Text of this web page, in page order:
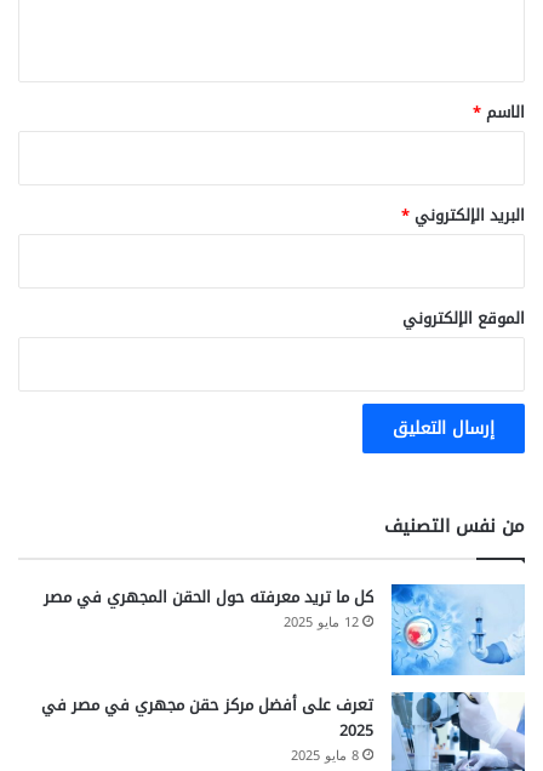
*
الاسم*
البريد الإلكتروني*
الموقع الإلكتروني
من نفس التصنيف
كل ما تريد معرفته حول الحقن المجهري في مصر
12 مايو 2025
تعرف على أفضل مركز حقن مجهري في مصر في
2025
8 مايو 2025